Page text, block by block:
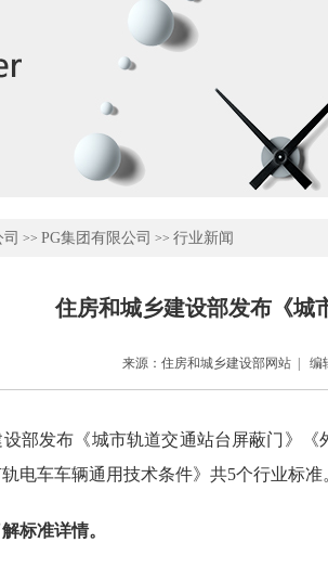
>> PG集团有限公司 >> 行业新闻
住房和城乡建设部发布《城
来源：住房和城乡建设部网站 | 编
部发布《城市轨道交通站台屏蔽门》
电车车辆通用技术条件》共5个行业标准
标准详情。